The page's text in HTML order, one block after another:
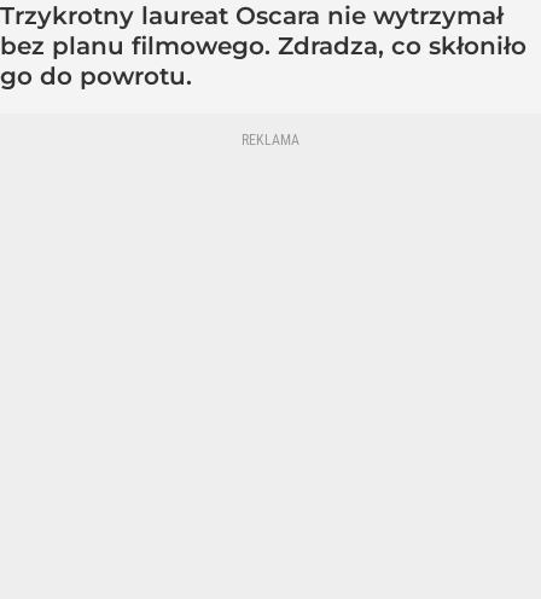
Trzykrotny laureat Oscara nie wytrzymał
bez planu filmowego. Zdradza, co skłoniło
go do powrotu.